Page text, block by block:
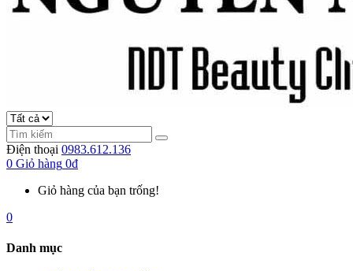
Điện thoại 0983.612.136
0 Giỏ hàng 0đ
Giỏ hàng của bạn trống!
0
Danh mục